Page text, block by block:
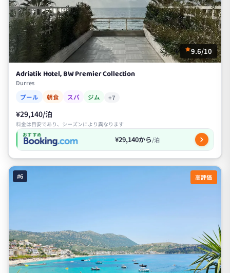
9.6/10
Adriatik Hotel, BW Premier Collection
Durres
プール
朝食 スパ ジム +7
¥29,140/泊
料金は目安であり、シーズンにより異なります
おすすめ ¥29,140から/泊
#6 高評価